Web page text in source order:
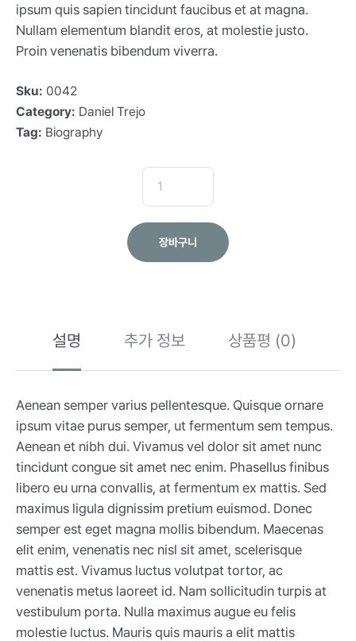
ipsum quis sapien tincidunt faucibus et at magna.
Nullam elementum blandit eros, at molestie justo.
Proin venenatis bibendum viverra.
Sku: 0042
Category: Daniel Trejo
Tag: Biography
장바구니
설명 추가 정보 상품평 (0)
Aenean semper varius pellentesque. Quisque ornare
ipsum vitae purus semper, ut fermentum sem tempus.
Aenean et nibh dui. Vivamus vel dolor sit amet nunc
tincidunt congue sit amet nec enim. Phasellus finibus
libero eu urna convallis, at fermentum ex mattis. Sed
maximus ligula dignissim pretium euismod. Donec
semper est eget magna mollis bibendum. Maecenas
elit enim, venenatis nec nisl sit amet, scelerisque
mattis est. Vivamus luctus volutpat tortor, ac
venenatis metus laoreet id. Nam sollicitudin turpis at
vestibulum porta. Nulla maximus augue eu felis
molestie luctus. Mauris quis mauris a elit mattis